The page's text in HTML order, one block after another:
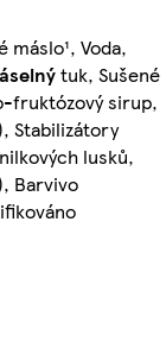
máslo¹, Voda,
tuk, Sušené
fruktózový sirup,
Stabilizátory
lusků,
Barvivo